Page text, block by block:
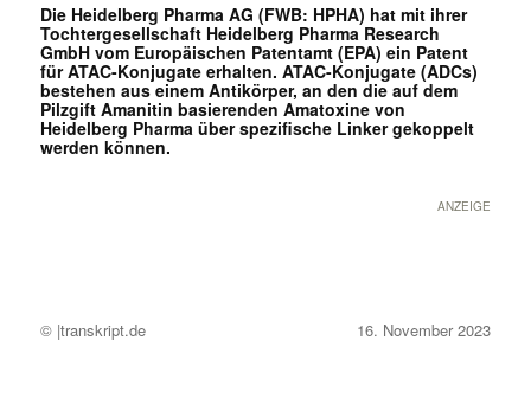
Die Heidelberg Pharma AG (FWB: HPHA) hat mit ihrer
Tochtergesellschaft Heidelberg Pharma Research
GmbH vom Europäischen Patentamt (EPA) ein Patent
für ATAC-Konjugate erhalten. ATAC-Konjugate (ADCs)
bestehen aus einem Antikörper, an den die auf dem
Pilzgift Amanitin basierenden Amatoxine von
Heidelberg Pharma über spezifische Linker gekoppelt
werden können.
ANZEIGE
© |transkript.de 16. November 2023